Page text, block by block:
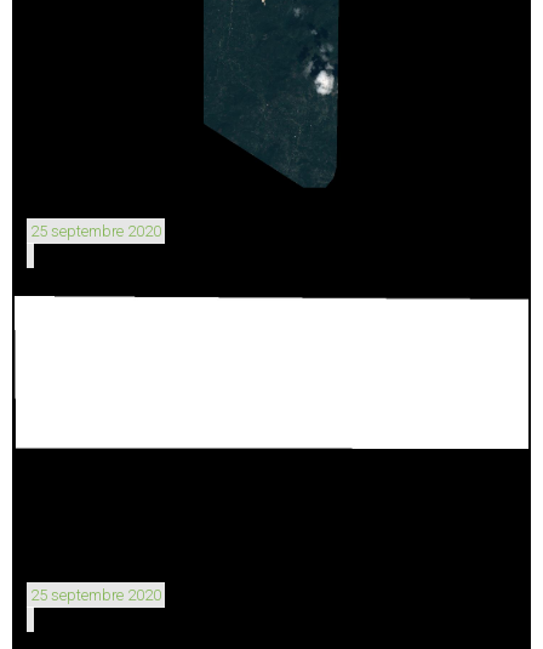
25 septembre 2020
25 septembre 2020